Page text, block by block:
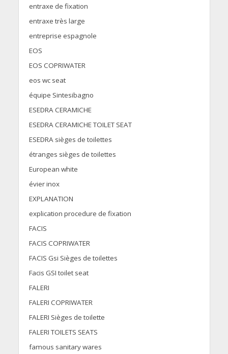
entraxe de fixation
entraxe très large
entreprise espagnole
EOS
EOS COPRIWATER
eos wc seat
équipe Sintesibagno
ESEDRA CERAMICHE
ESEDRA CERAMICHE TOILET SEAT
ESEDRA sièges de toilettes
étranges sièges de toilettes
European white
évier inox
EXPLANATION
explication procedure de fixation
FACIS
FACIS COPRIWATER
FACIS Gsi Sièges de toilettes
Facis GSI toilet seat
FALERI
FALERI COPRIWATER
FALERI Sièges de toilette
FALERI TOILETS SEATS
famous sanitary wares